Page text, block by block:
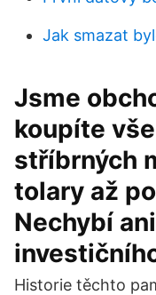
Jak smazat
Jsme
koupíte
stříbrných
tolary až
Nechybí
Historie těchto